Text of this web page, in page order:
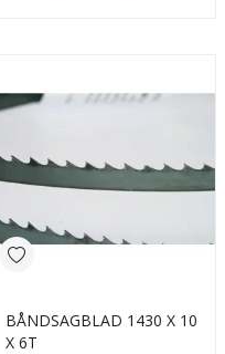
BÅNDSAGBLAD 1430 X 10
X 6T